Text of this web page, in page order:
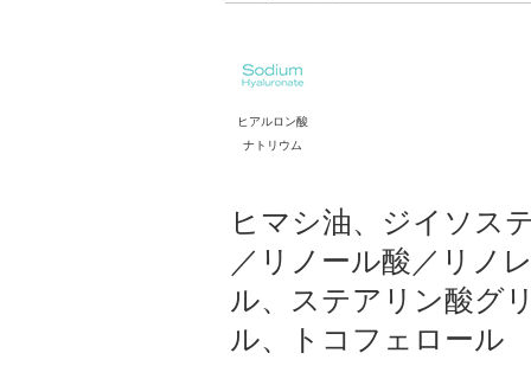
ヒアルロン酸
ナトリウム
ヒマシ油、ジイソス
／リノール酸／リノ
ル、ステアリン酸グ
ル、トコフェロール